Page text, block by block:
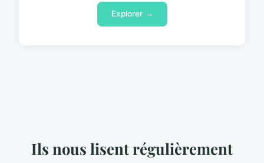
Explorer →
Ils nous lisent régulièrement